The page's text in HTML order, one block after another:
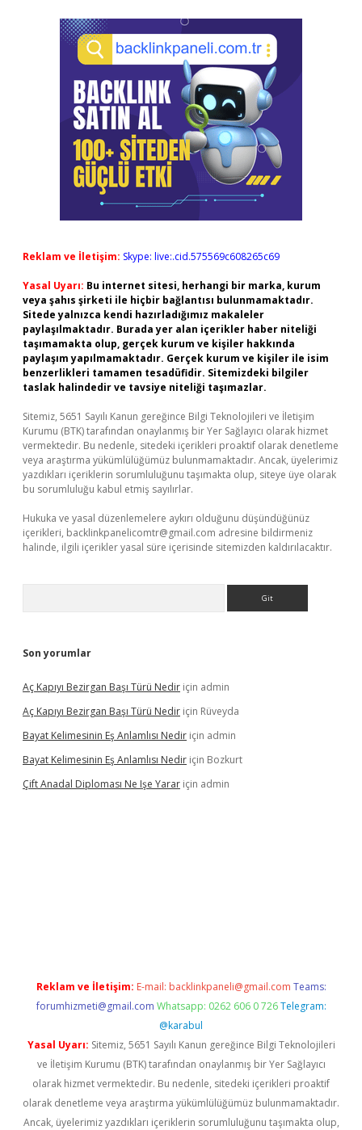
Reklam ve İletişim: Skype: live:.cid.575569c608265c69
Yasal Uyarı: Bu internet sitesi, herhangi bir marka, kurum
veya şahıs şirketi ile hiçbir bağlantısı bulunmamaktadır.
Sitede yalnızca kendi hazırladığımız makaleler
paylaşılmaktadır. Burada yer alan içerikler haber niteliği
taşımamakta olup, gerçek kurum ve kişiler hakkında
paylaşım yapılmamaktadır. Gerçek kurum ve kişiler ile isim
benzerlikleri tamamen tesadüfidir. Sitemizdeki bilgiler
taslak halindedir ve tavsiye niteliği taşımazlar.
Sitemiz, 5651 Sayılı Kanun gereğince Bilgi Teknolojileri ve İletişim
Kurumu (BTK) tarafından onaylanmış bir Yer Sağlayıcı olarak hizmet
vermektedir. Bu nedenle, sitedeki içerikleri proaktif olarak denetleme
veya araştırma yükümlülüğümüz bulunmamaktadır. Ancak, üyelerimiz
yazdıkları içeriklerin sorumluluğunu taşımakta olup, siteye üye olarak
bu sorumluluğu kabul etmiş sayılırlar.
Hukuka ve yasal düzenlemelere aykırı olduğunu düşündüğünüz
içerikleri, backlinkpanelicomtr@gmail.com adresine bildirmeniz
halinde, ilgili içerikler yasal süre içerisinde sitemizden kaldırılacaktır.
Son yorumlar
Aç Kapıyı Bezirgan Başı Türü Nedir için admin
Aç Kapıyı Bezirgan Başı Türü Nedir için Rüveyda
Bayat Kelimesinin Eş Anlamlısı Nedir için admin
Bayat Kelimesinin Eş Anlamlısı Nedir için Bozkurt
Çift Anadal Diploması Ne Işe Yarar için admin
Reklam ve İletişim: E-mail: backlinkpaneli@gmail.com Teams:
forumhizmeti@gmail.com Whatsapp: 0262 606 0 726 Telegram:
@karabul
Yasal Uyarı: Sitemiz, 5651 Sayılı Kanun gereğince Bilgi Teknolojileri
ve İletişim Kurumu (BTK) tarafından onaylanmış bir Yer Sağlayıcı
olarak hizmet vermektedir. Bu nedenle, sitedeki içerikleri proaktif
olarak denetleme veya araştırma yükümlülüğümüz bulunmamaktadır.
Ancak, üyelerimiz yazdıkları içeriklerin sorumluluğunu taşımakta olup,